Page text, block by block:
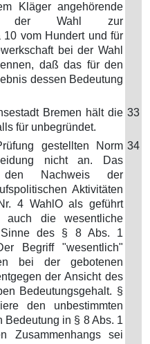
Kläger angehörende
der Wahl zur
10 vom Hundert und für
bei der Wahl
daß das für den
dessen Bedeutung
Bremen hält die
für unbegründet.
33
gestellten Norm
nicht an. Das
den Nachweis der
Aktivitäten
4 WahlO als geführt
auch die wesentliche
Sinne des § 8 Abs. 1
Begriff "wesentlich"
bei der gebotenen
der Ansicht des
Bedeutungsgehalt. §
den unbestimmten
Bedeutung in § 8 Abs. 1
Zusammenhangs sei
34